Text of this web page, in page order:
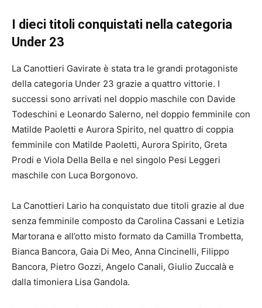
I dieci titoli conquistati nella categoria
Under 23
La Canottieri Gavirate è stata tra le grandi protagoniste
della categoria Under 23 grazie a quattro vittorie. I
successi sono arrivati nel doppio maschile con Davide
Todeschini e Leonardo Salerno, nel doppio femminile con
Matilde Paoletti e Aurora Spirito, nel quattro di coppia
femminile con Matilde Paoletti, Aurora Spirito, Greta
Prodi e Viola Della Bella e nel singolo Pesi Leggeri
maschile con Luca Borgonovo.
La Canottieri Lario ha conquistato due titoli grazie al due
senza femminile composto da Carolina Cassani e Letizia
Martorana e all’otto misto formato da Camilla Trombetta,
Bianca Bancora, Gaia Di Meo, Anna Cincinelli, Filippo
Bancora, Pietro Gozzi, Angelo Canali, Giulio Zuccalà e
dalla timoniera Lisa Gandola.